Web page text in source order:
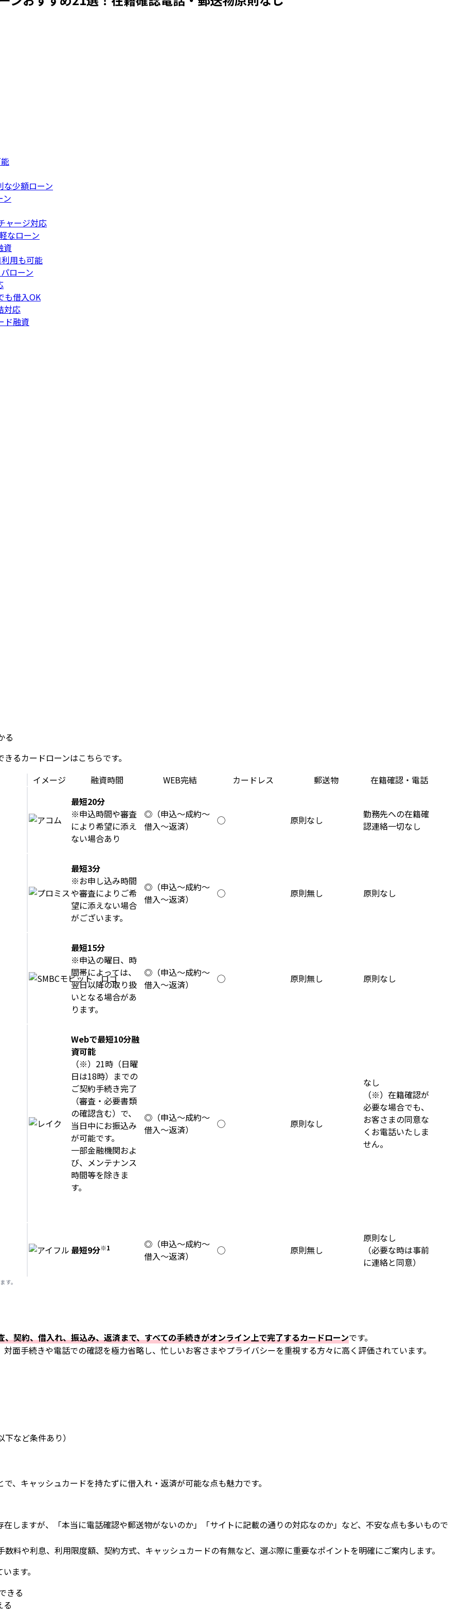
な少額ローン
ン
ャージ対応
なローン
資
用も可能
ローン
も借入OK
対応
ド融資
る
るカードローンはこちらです。
イメージ 融資時間 WEB完結 カードレス 郵送物 在籍確認・電話
最短20分
※申込時間や審査
により希望に添え
ない場合あり
◎（申込～成約～
借入～返済）
◯ 原則なし
勤務先への在籍確
認連絡一切なし
最短3分
※お申し込み時間
や審査によりご希
望に添えない場合
がございます。
◎（申込～成約～
借入～返済）
◯ 原則無し 原則なし
最短15分
※申込の曜日、時
間帯によっては、
翌日以降の取り扱
いとなる場合があ
ります。
◎（申込～成約～
借入～返済）
◯ 原則無し 原則なし
Webで最短10分融
資可能
（※）21時（日曜
日は18時）までの
ご契約手続き完了
（審査・必要書類
の確認含む）で、
当日中にお振込み
が可能です。
一部金融機関およ
び、メンテナンス
時間等を除きま
す。
◎（申込～成約～
借入～返済）
◯ 原則なし
なし
（※）在籍確認が
必要な場合でも、
お客さまの同意な
くお電話いたしま
せん。
最短9分※1
◎（申込～成約～
借入～返済）
◯ 原則無し
原則なし
（必要な時は事前
に連絡と同意）
す。
契約、借入れ、振込み、返済まで、すべての手続きがオンライン上で完了するカードローンです。
面手続きや電話での確認を極力省略し、忙しいお客さまやプライバシーを重視する方々に高く評価されています。
など条件あり）
、キャッシュカードを持たずに借入れ・返済が可能な点も魅力です。
しますが、「本当に電話確認や郵送物がないのか」「サイトに記載の通りの対応なのか」など、不安な点も多いもので
料や利息、利用限度額、契約方式、キャッシュカードの有無など、選ぶ際に重要なポイントを明確にご案内します。
ます。
きる
る